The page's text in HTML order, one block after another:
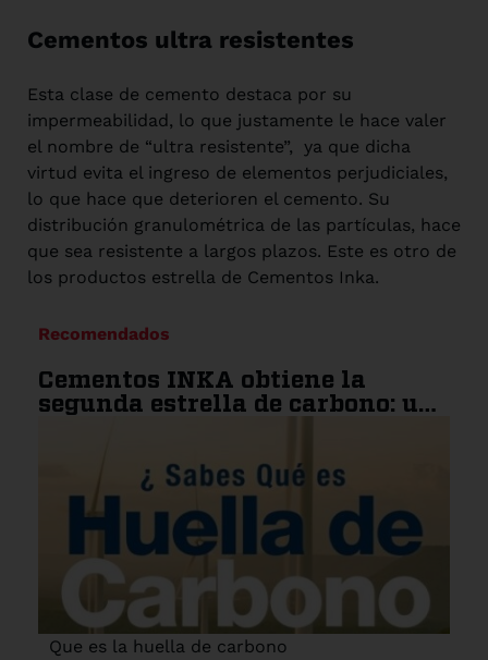
Cementos ultra resistentes
Esta clase de cemento destaca por su
impermeabilidad, lo que justamente le hace valer
el nombre de “ultra resistente”, ya que dicha
virtud evita el ingreso de elementos perjudiciales,
lo que hace que deterioren el cemento. Su
distribución granulométrica de las partículas, hace
que sea resistente a largos plazos. Este es otro de
los productos estrella de Cementos Inka.
Recomendados
Cementos INKA obtiene la
segunda estrella de carbono: un
Que es la huella de carbono